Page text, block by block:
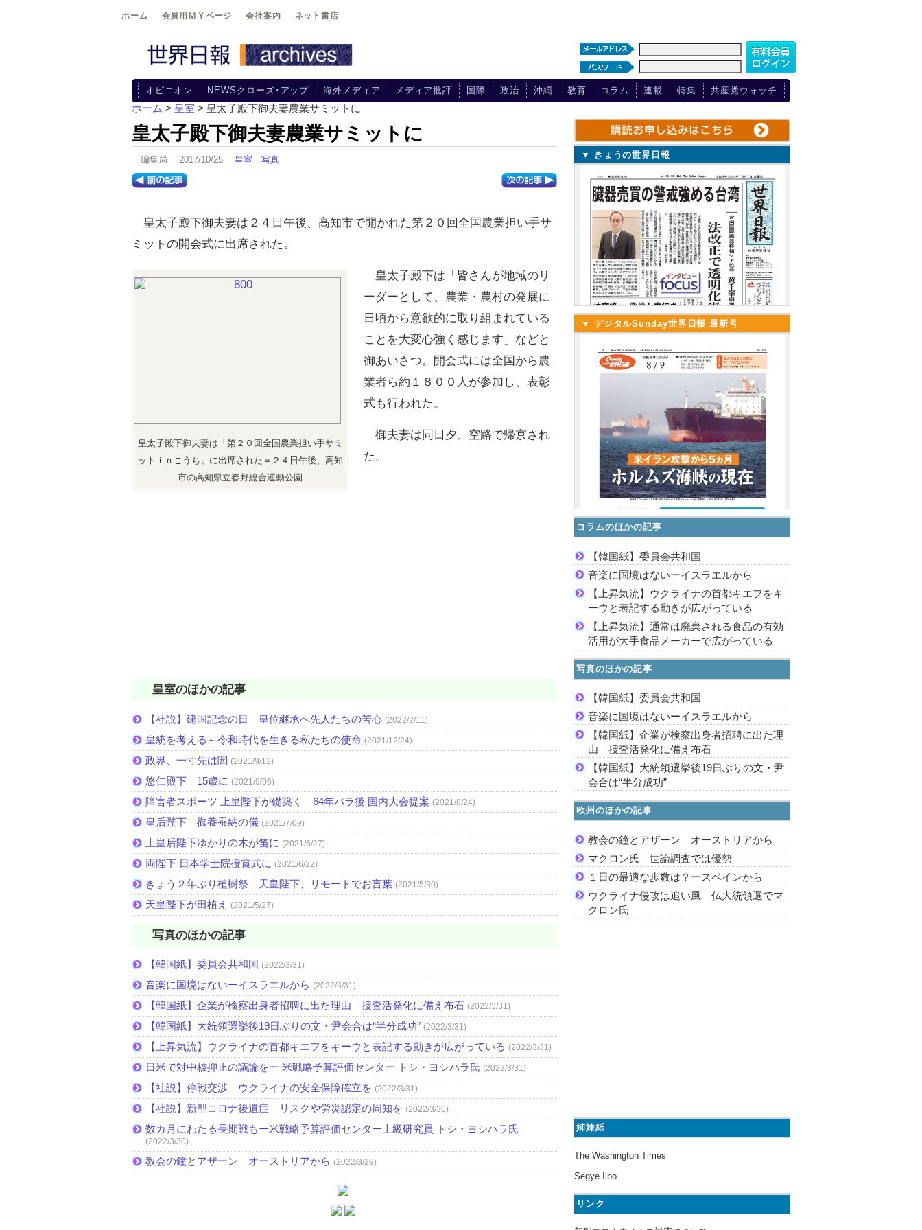
ホーム 会員用ＭＹページ 会社案内 ネット書店
オピニオン NEWSクローズ･アップ 海外メディア メディア批評 国際 政治 沖縄 教育 コラム 連載 特集 共産党ウォッチ
ホーム > 皇室 > 皇太子殿下御夫妻農業サミットに
皇太子殿下御夫妻農業サミットに
編集局 2017/10/25 皇室 ｜ 写真
皇太子殿下御夫妻は２４日午後、高知市で開かれた第２０回全国農業担い手サ
ミットの開会式に出席された。
皇太子殿下御夫妻は「第２０回全国農業担い手サミ
ットｉｎこうち」に出席された＝２４日午後、高知
市の高知県立春野総合運動公園
皇太子殿下は「皆さんが地域のリ
ーダーとして、農業・農村の発展に
日頃から意欲的に取り組まれている
ことを大変心強く感じます」などと
御あいさつ。開会式には全国から農
業者ら約１８００人が参加し、表彰
式も行われた。
御夫妻は同日夕、空路で帰京され
た。
皇室のほかの記事
【社説】建国記念の日 皇位継承へ先人たちの苦心 (2022/2/11)
皇統を考える～令和時代を生きる私たちの使命 (2021/12/24)
政界、一寸先は闇 (2021/9/12)
悠仁殿下 15歳に (2021/9/06)
障害者スポーツ 上皇陛下が礎築く 64年パラ後 国内大会提案 (2021/8/24)
皇后陛下 御養蚕納の儀 (2021/7/09)
上皇后陛下ゆかりの木が笛に (2021/6/27)
両陛下 日本学士院授賞式に (2021/6/22)
きょう２年ぶり植樹祭 天皇陛下、リモートでお言葉 (2021/5/30)
天皇陛下が田植え (2021/5/27)
写真のほかの記事
【韓国紙】委員会共和国 (2022/3/31)
音楽に国境はないーイスラエルから (2022/3/31)
【韓国紙】企業が検察出身者招聘に出た理由 捜査活発化に備え布石 (2022/3/31)
【韓国紙】大統領選挙後19日ぶりの文・尹会合は“半分成功” (2022/3/31)
【上昇気流】ウクライナの首都キエフをキーウと表記する動きが広がっている (2022/3/31)
日米で対中核抑止の議論をー 米戦略予算評価センター トシ・ヨシハラ氏 (2022/3/31)
【社説】停戦交渉 ウクライナの安全保障確立を (2022/3/31)
【社説】新型コロナ後遺症 リスクや労災認定の周知を (2022/3/30)
数カ月にわたる長期戦もー米戦略予算評価センター上級研究員 トシ・ヨシハラ氏
(2022/3/30)
教会の鐘とアザーン オーストリアから (2022/3/29)
▼ きょうの世界日報
▼ デジタルSunday世界日報 最新号
コラムのほかの記事
【韓国紙】委員会共和国
音楽に国境はないーイスラエルから
【上昇気流】ウクライナの首都キエフをキ
ーウと表記する動きが広がっている
【上昇気流】通常は廃棄される食品の有効
活用が大手食品メーカーで広がっている
写真のほかの記事
【韓国紙】委員会共和国
音楽に国境はないーイスラエルから
【韓国紙】企業が検察出身者招聘に出た理
由 捜査活発化に備え布石
【韓国紙】大統領選挙後19日ぶりの文・尹
会合は“半分成功”
欧州のほかの記事
教会の鐘とアザーン オーストリアから
マクロン氏 世論調査では優勢
１日の最適な歩数は？ースペインから
ウクライナ侵攻は追い風 仏大統領選でマ
クロン氏
姉妹紙
The Washington Times
Segye Ilbo
リンク